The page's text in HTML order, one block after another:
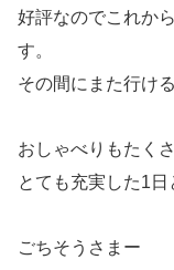
好評なのでこれか
す。
その間にまた行け
おしゃべりもたく
とても充実した1
ごちそうさまー